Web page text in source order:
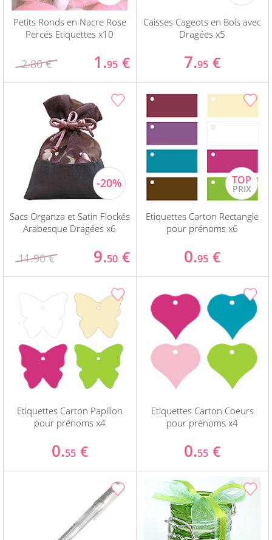
Petits Ronds en Nacre Rose
Percés Etiquettes x10
2.80 € 1.95 €
Caisses Cageots en Bois avec
Dragées x5
7.95 €
Sacs Organza et Satin Flockés
Arabesque Dragées x6
11.90 € 9.50 €
Etiquettes Carton Rectangle
pour prénoms x6
0.95 €
Etiquettes Carton Papillon
pour prénoms x4
0.55 €
Etiquettes Carton Coeurs
pour prénoms x4
0.55 €